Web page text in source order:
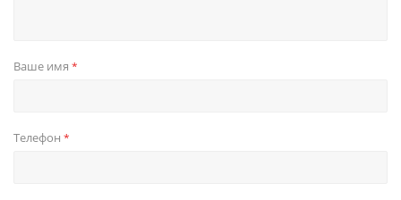
Ваше имя *
Телефон *